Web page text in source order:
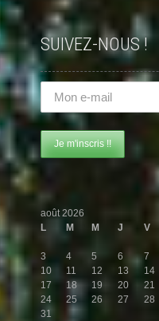
SUIVEZ-NOUS !
août 2026
L
M M J V
3
4 5 6 7
10
11 12 13 14
17
18 19 20 21
24
25 26 27 28
31